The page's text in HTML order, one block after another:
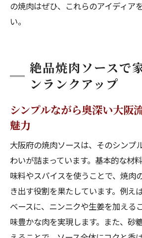
本格的な大阪焼肉を家庭
焼肉ソースが生み出す美
の焼肉はぜひ、これらのアイディア
い。
絶品焼肉ソースで
ンランクアップ
シンプルながら奥深い大阪
魅力
大阪府の焼肉ソースは、そのシンプ
わいが詰まっています。基本的な材
味料やスパイスを使うことで、焼肉
き出す役割を果たしています。例え
ベースに、ニンニクや生姜を加える
味豊かな肉を実現します。また、砂